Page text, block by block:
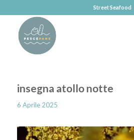
Street Seafood
insegna atollo notte
6 Aprile 2025